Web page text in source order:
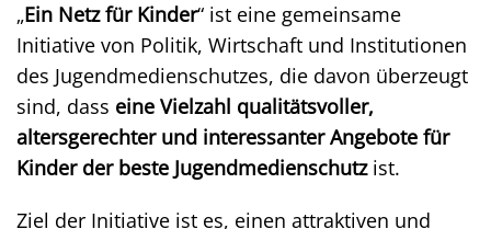
„Ein Netz für Kinder“ ist eine gemeinsame
Initiative von Politik, Wirtschaft und Institutionen
des Jugendmedienschutzes, die davon überzeugt
sind, dass eine Vielzahl qualitätsvoller,
altersgerechter und interessanter Angebote für
Kinder der beste Jugendmedienschutzist.
Ziel der Initiative ist es, einen attraktiven und